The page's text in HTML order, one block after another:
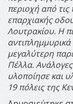
περιοχή από
επαρχιακής
Λουτρακίου. Η
μεγαλύτερη
Πέλλα.
υλοποίησε και
19 πόλεις της